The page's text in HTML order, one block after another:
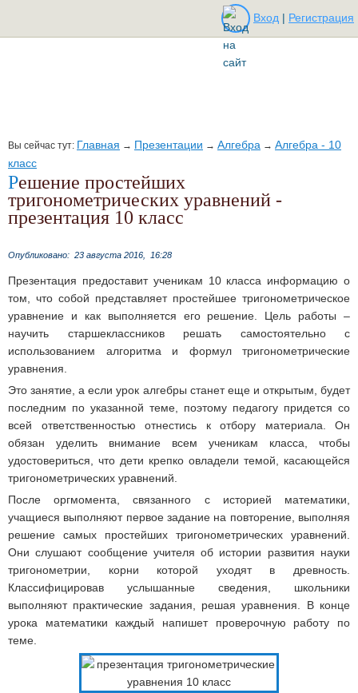
Вход | Регистрация
Вы сейчас тут: Главная → Презентации → Алгебра → Алгебра - 10
класс
Решение простейших
тригонометрических уравнений -
презентация 10 класс
Опубликовано: 23 августа 2016, 16:28
Презентация предоставит ученикам 10 класса информацию о
том, что собой представляет простейшее тригонометрическое
уравнение и как выполняется его решение. Цель работы –
научить старшеклассников решать самостоятельно с
использованием алгоритма и формул тригонометрические
уравнения.
Это занятие, а если урок алгебры станет еще и открытым, будет
последним по указанной теме, поэтому педагогу придется со
всей ответственностью отнестись к отбору материала. Он
обязан уделить внимание всем ученикам класса, чтобы
удостовериться, что дети крепко овладели темой, касающейся
тригонометрических уравнений.
После оргмомента, связанного с историей математики,
учащиеся выполняют первое задание на повторение, выполняя
решение самых простейших тригонометрических уравнений.
Они слушают сообщение учителя об истории развития науки
тригонометрии, корни которой уходят в древность.
Классифицировав услышанные сведения, школьники
выполняют практические задания, решая уравнения. В конце
урока математики каждый напишет проверочную работу по
теме.